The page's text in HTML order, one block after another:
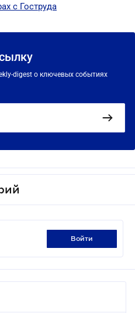
с Гоструда
digest о ключевых событиях
войти